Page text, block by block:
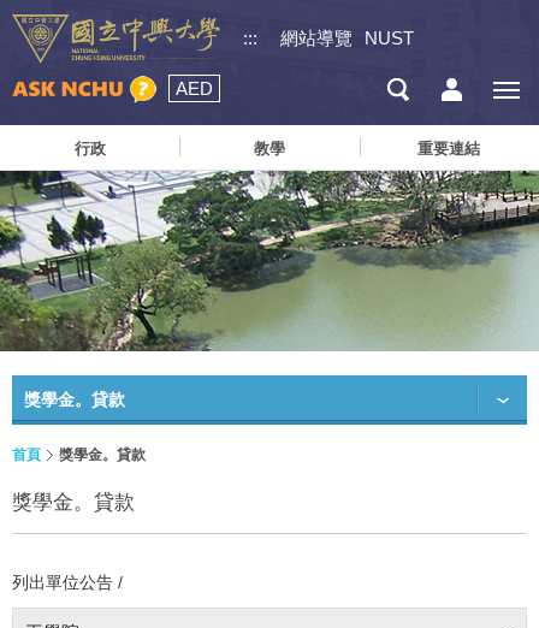
::: 網站導覽 NUST
AED
行政 教學 重要連結
獎學金。貸款
首頁 獎學金。貸款
獎學金。貸款
列出單位公告 /